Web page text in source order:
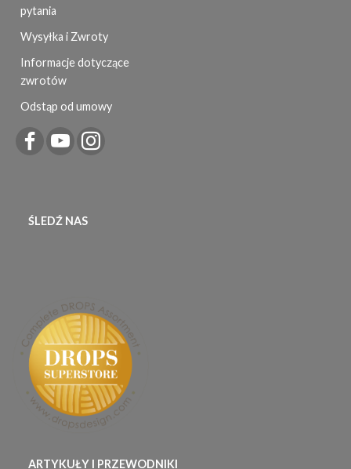
pytania
Wysyłka i Zwroty
Informacje dotyczące
zwrotów
Odstąp od umowy
ŚLEDŹ NAS
ARTYKUŁY I PRZEWODNIKI